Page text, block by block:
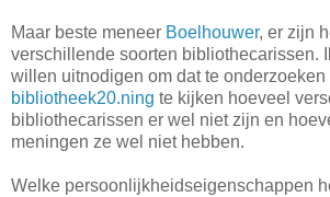
Maar beste meneer Boelhouwer, er zijn
verschillende soorten bibliothecarissen.
willen uitnodigen om dat te
bibliotheek20.ning te kijken hoeveel
bibliothecarissen er wel niet zijn en
meningen ze wel niet hebben.
Welke persoonlijkheidseigenschappen